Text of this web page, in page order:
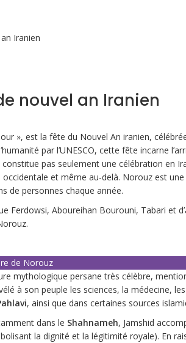
Iranien
nouvel an Iranien
», est la fête du Nouvel An iranien,
par l’UNESCO, cette fête incarne
constitue pas seulement une célébration en
occidentale et même au-delà. Norouz est
de personnes chaque année.
Ferdowsi, Aboureihan Bourouni, Tabari et
de Norouz
mythologique persane très célèbre,
à son peuple les sciences, la médecine, les
, ainsi que dans certaines sources
dans le Shahnameh, Jamshid
la dignité et la légitimité royale). En